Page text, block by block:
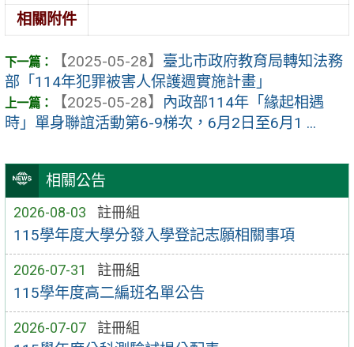
相關公告
2026-08-03 註冊組
115學年度大學分發入學登記志願相關事項
2026-07-31 註冊組
115學年度高二編班名單公告
2026-07-07 註冊組
相關附件
【2025-05-28】 臺北市政府教育局轉知法務
部「114年犯罪被害人保護週實施計畫」
【2025-05-28】 內政部114年「緣起相遇
時」單身聯誼活動第6-9梯次，6月2日至6月1 ...